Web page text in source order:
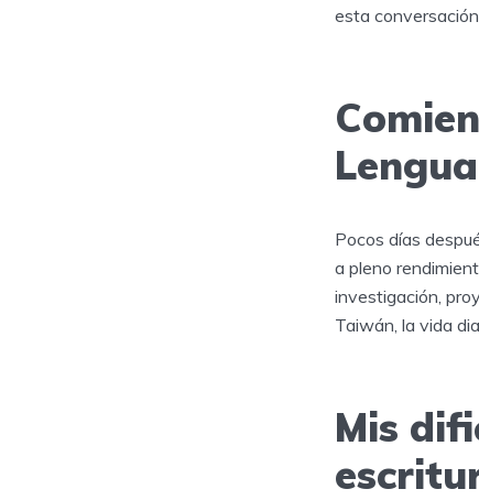
esta
Pocos días
a pleno
investigación,
Taiwán, la vida
Mis